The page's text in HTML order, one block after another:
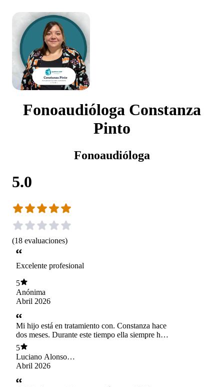
Fonoaudióloga Constanza
Pinto
Fonoaudióloga
5.0
(18 evaluaciones)
Excelente profesional
5
Anónima
Abril 2026
Mi hijo está en tratamiento con. Constanza hace
dos meses. Durante este tiempo ella siempre ha
estado en contacto con nosotros, sus padres,
para resolver dudas y dar consejos. En relación
al trato, excelente muy cariñoso y respetuoso
con nuestro pequeño. Feliz de seguir atendiendo
nos con ella...
5
Luciano Alonso
Silva Henríquez
Abril 2026